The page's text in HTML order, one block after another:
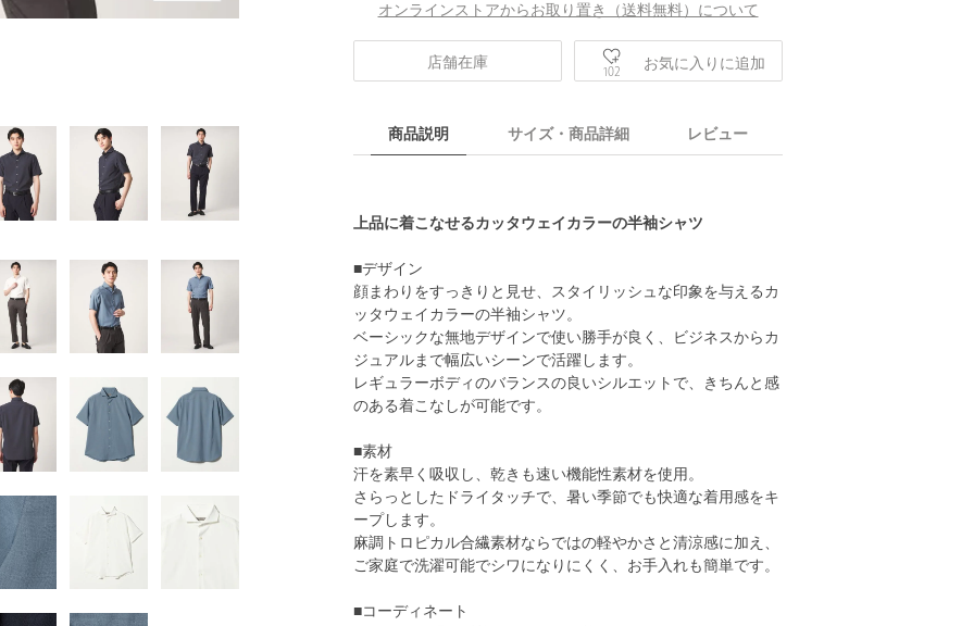
身長183 B90 W73 H95 着用サイズ：L 身長183 B90 W73 H95 着用サイズ：L
オンラインストアからお取り置き（送料無料）について
店舗在庫
102 お気に入りに追加
商品説明 サイズ・商品詳細 レビュー
上品に着こなせるカッタウェイカラーの半袖シャツ
■デザイン
顔まわりをすっきりと見せ、スタイリッシュな印象を与えるカ
ッタウェイカラーの半袖シャツ。
ベーシックな無地デザインで使い勝手が良く、ビジネスからカ
ジュアルまで幅広いシーンで活躍します。
レギュラーボディのバランスの良いシルエットで、きちんと感
のある着こなしが可能です。
■素材
汗を素早く吸収し、乾きも速い機能性素材を使用。
さらっとしたドライタッチで、暑い季節でも快適な着用感をキ
ープします。
麻調トロピカル合繊素材ならではの軽やかさと清涼感に加え、
ご家庭で洗濯可能でシワになりにくく、お手入れも簡単です。
■コーディネート